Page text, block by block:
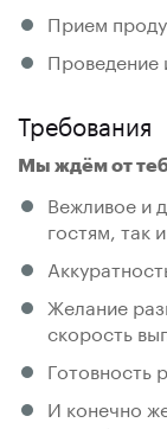
Прием
Проведение
Требования
Мы ждём от
Вежливое и
гостям, так
Желание
скорость
Готовность
И конечно